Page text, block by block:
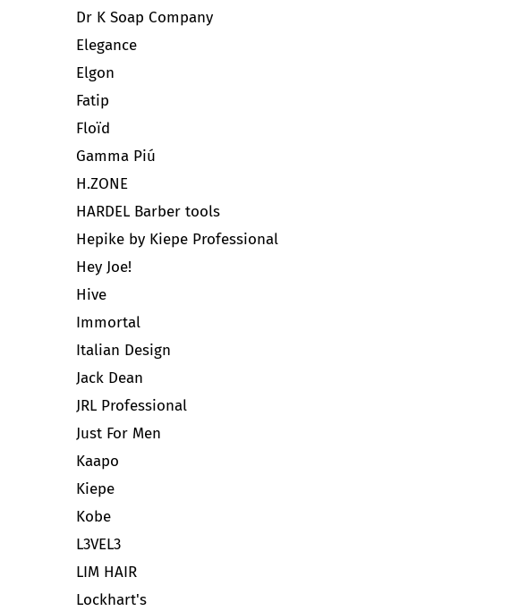
Dr K Soap Company
Elegance
Elgon
Fatip
Floïd
Gamma Piú
H.ZONE
HARDEL Barber tools
Hepike by Kiepe Professional
Hey Joe!
Hive
Immortal
Italian Design
Jack Dean
JRL Professional
Just For Men
Kaapo
Kiepe
Kobe
L3VEL3
LIM HAIR
Lockhart's